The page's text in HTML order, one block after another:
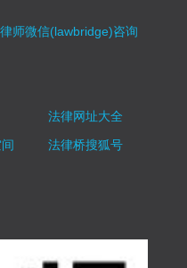
师微信(lawbridge)咨询
法律网址大全
法律桥搜狐号